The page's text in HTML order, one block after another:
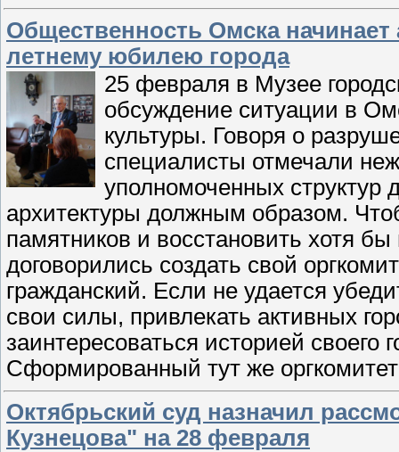
Общественность Омска начинает
летнему юбилею города
25 февраля в Музее
обсуждение ситуации в
культуры. Говоря о
специалисты отмечали
уполномоченных структур
архитектуры должным образом.
памятников и восстановить хотя
договорились создать свой
гражданский. Если не удается
свои силы, привлекать активных
заинтересоваться историей своего
Сформированный тут же
Октябрьский суд назначил
Кузнецова" на 28 февраля